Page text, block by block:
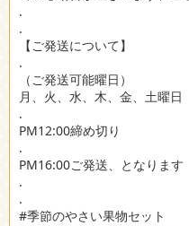
.
.
【ご発送について】
.
（ご発送可能曜日）
月、火、水、木、金、土曜日
.
PM12:00締め切り
.
PM16:00ご発送、となります
.
.
#季節のやさい果物セット